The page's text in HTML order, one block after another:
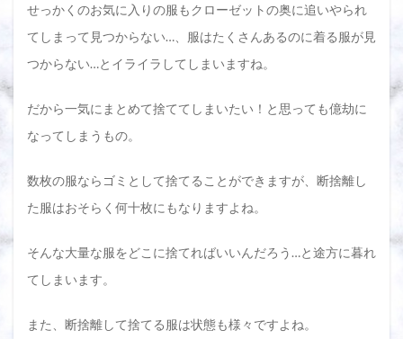
くい
捨て
る場
① 自
ミと
して
2.2
掃セ
ーに
持ち
せっかくのお気に入りの服もクローゼットの奥に追いやられ
てしまって見つからない…、服はたくさんあるのに着る服が見
つからない…とイライラしてしまいますね。
だから一気にまとめて捨ててしまいたい！と思っても億劫に
なってしまうもの。
数枚の服ならゴミとして捨てることができますが、断捨離し
た服はおそらく何十枚にもなりますよね。
そんな大量な服をどこに捨てればいいんだろう…と途方に暮れ
てしまいます。
また、断捨離して捨てる服は状態も様々ですよね。